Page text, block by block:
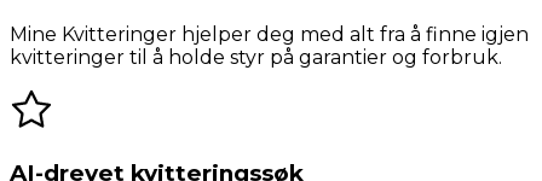
Mine Kvitteringer hjelper deg med alt fra å finne igjen
kvitteringer til å holde styr på garantier og forbruk.
AI-drevet kvitteringssøk